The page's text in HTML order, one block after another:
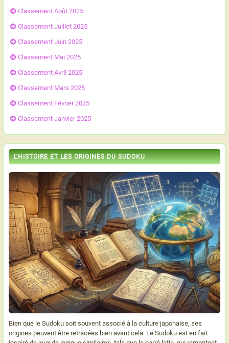
Classement Août 2025
Classement Juillet 2025
Classement Juin 2025
Classement Mai 2025
Classement Avril 2025
Classement Mars 2025
Classement Février 2025
Classement Janvier 2025
L'HISTOIRE ET LES ORIGINES DU SUDOKU
Bien que le Sudoku soit souvent associé à la culture japonaise, ses
origines peuvent être retracées bien avant cela. Le Sudoku est en fait